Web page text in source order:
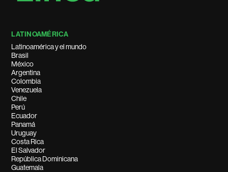
LATINOAMÉRICA
Latinoamérica y el mundo
Brasil
México
Argentina
Colombia
Venezuela
Chile
Perú
Ecuador
Panamá
Uruguay
Costa Rica
El Salvador
República Dominicana
Guatemala